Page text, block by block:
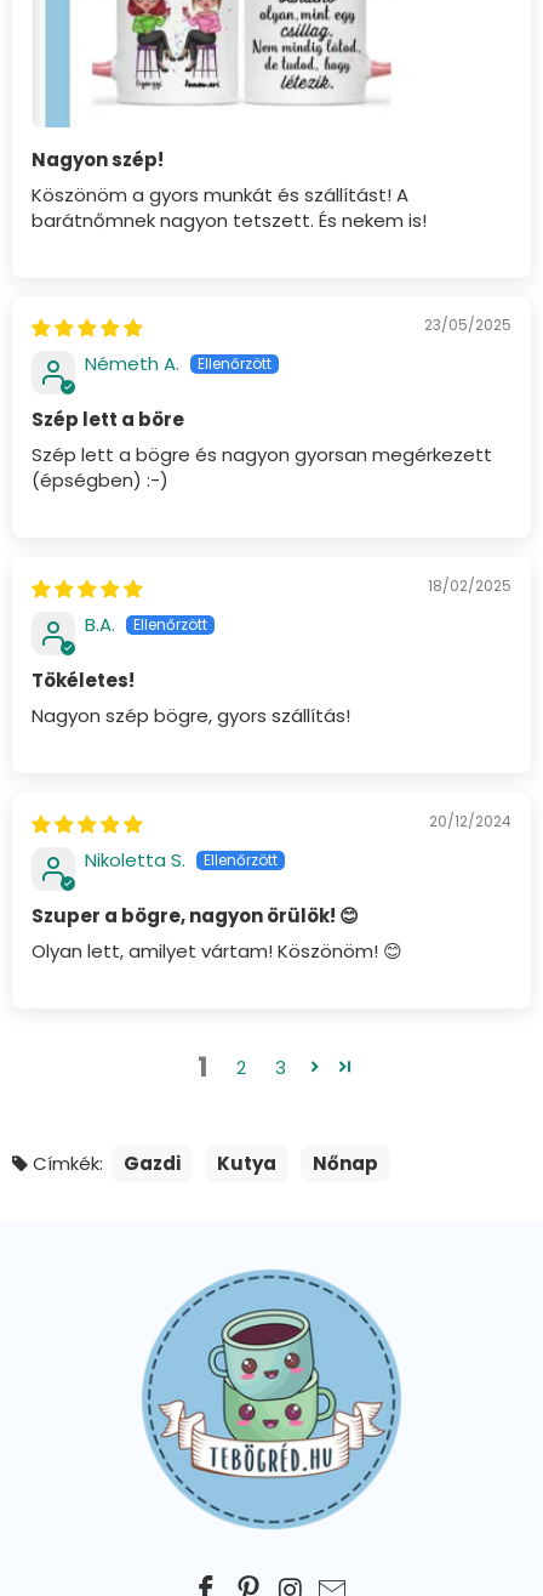
Nagyon szép!
Köszönöm a gyors munkát és szállítást! A
barátnőmnek nagyon tetszett. És nekem is!
23/05/2025
Németh A.
Szép lett a böre
Szép lett a bögre és nagyon gyorsan megérkezett
(épségben) :-)
18/02/2025
B.A.
Tökéletes!
Nagyon szép bögre, gyors szállítás!
20/12/2024
Nikoletta S.
Szuper a bögre, nagyon örülök! 😊
Olyan lett, amilyet vártam! Köszönöm! 😊
1 2 3
Címkék: Gazdi Kutya Nőnap